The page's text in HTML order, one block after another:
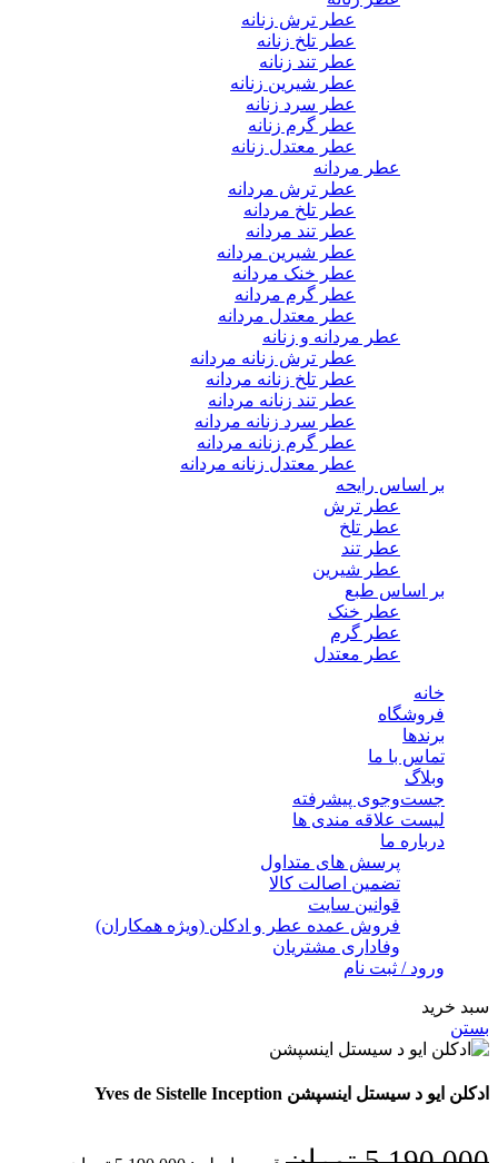
عطر ترش زنانه
عطر تلخ زنانه
عطر تند زنانه
عطر شیرین زنانه
عطر سرد زنانه
عطر گرم زنانه
عطر معتدل زنانه
عطر مردانه
عطر ترش مردانه
عطر تلخ مردانه
عطر تند مردانه
عطر شیرین مردانه
عطر خنک مردانه
عطر گرم مردانه
عطر معتدل مردانه
عطر مردانه و زنانه
عطر ترش زنانه مردانه
عطر تلخ زنانه مردانه
عطر تند زنانه مردانه
عطر سرد زنانه مردانه
عطر گرم زنانه مردانه
عطر معتدل زنانه مردانه
بر اساس رایحه
عطر ترش
عطر تلخ
عطر تند
عطر شیرین
بر اساس طبع
عطر خنک
عطر گرم
عطر معتدل
خانه
فروشگاه
برندها
تماس با ما
وبلاگ
جست‌وجوی پیشرفته
لیست علاقه مندی ها
درباره ما
پرسش های متداول
تضمین اصالت کالا
قوانین سایت
فروش عمده عطر و ادکلن (ویژه همکاران)
وفاداری مشتریان
ورود / ثبت نام
سبد خرید
بستن
ادکلن ایو د سیستل اینسپشن Yves de Sistelle Inception